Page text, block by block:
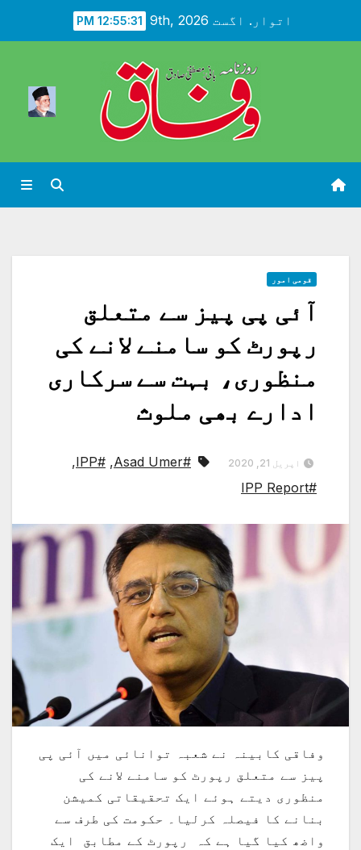
اتوار. اگست 9th, 2026 12:55:33 PM
قومی امور
آئی پی پیز سے متعلق
رپورٹ کو سامنے لانے کی
منظوری، بہت سے سرکاری
ادارے بھی ملوث
اپریل 21, 2020 #Asad Umer
,
#IPP
,
#IPP Report
وفاقی کابینہ نے شعبہ توانائی میں آئی پی
پیز سے متعلق رپورٹ کو سامنے لانے کی
منظوری دیتے ہوئے ایک تحقیقاتی کمیشن
بنانے کا فیصلہ کرلیا۔ حکومت کی طرف سے
واضھ کیا گیا ہے کہ رپورٹ کے مطابق ایک